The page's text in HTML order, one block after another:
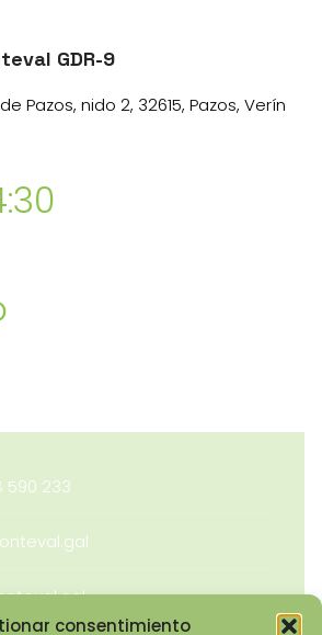
consentimiento
GDR-9
Pazos, nido 2, 32615, Pazos, Verín
590 233